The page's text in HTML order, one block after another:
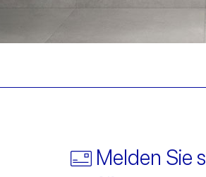
Melden Sie